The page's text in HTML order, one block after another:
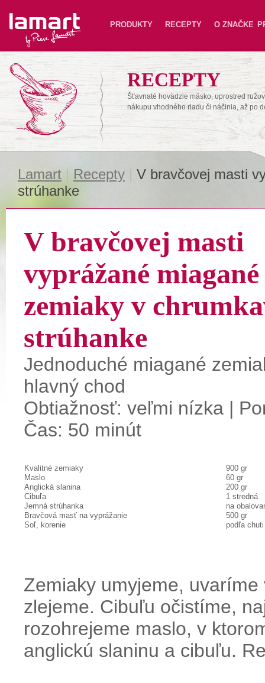
Lamart PRODUKTY RECEPTY O ZNAČKE
RECEPTY
Šťavnaté hovädzie mäsko, uprostred
nákupu vhodného riadu či náčinia, až po
Lamart Recepty
V bravčovej masti
strúhanke
V bravčovej masti
vyprážané miagané
zemiaky v
strúhanke
Jednoduché miagané
hlavný chod
Obtiažnosť: veľmi nízka |
Čas: 50 minút
Kvalitné zemiaky
900 gr
Maslo
60 gr
Anglická slanina
200 gr
Cibuľa
1 stredná
Jemná strúhanka
na
Bravčová masť na vyprážanie
500 gr
Soľ, korenie
podľa chuti
Zemiaky umyjeme,
zlejeme. Cibuľu očistíme,
rozohrejeme maslo, v
anglickú slaninu a cibuľu.